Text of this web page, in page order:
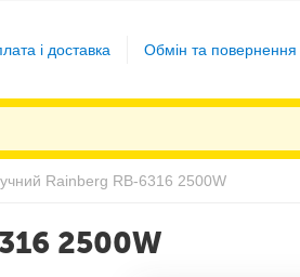
і доставка Обмін та повернення
Rainberg RB-6316 2500W
2500W